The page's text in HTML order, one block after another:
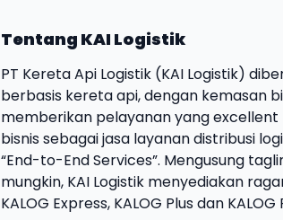
Tentang KAI Logistik
PT Kereta Api Logistik (KAI Logistik)
berbasis kereta api, dengan kemasan
memberikan pelayanan yang excellent
bisnis sebagai jasa layanan distribusi
“End-to-End Services”. Mengusung
mungkin, KAI Logistik menyediakan
KALOG Express, KALOG Plus dan KALOG